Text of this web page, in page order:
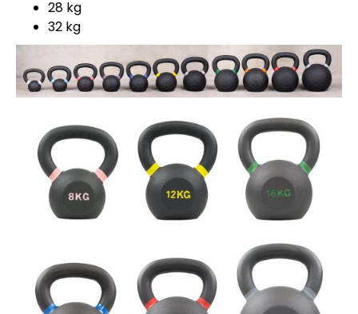
28 kg
32 kg